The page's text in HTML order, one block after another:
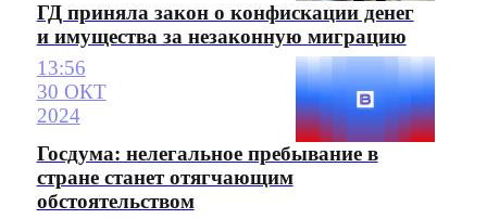
ГД приняла закон о конфискации денег
и имущества за незаконную миграцию
13:56
30 ОКТ
2024
Госдума: нелегальное пребывание в
стране станет отягчающим
обстоятельством